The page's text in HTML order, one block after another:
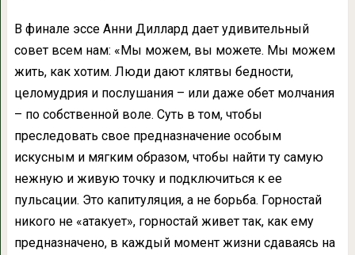
В финале эссе Анни Диллард дает удивительный
совет всем нам: «Мы можем, вы можете. Мы можем
жить, как хотим. Люди дают клятвы бедности,
целомудрия и послушания – или даже обет молчания
– по собственной воле. Суть в том, чтобы
преследовать свое предназначение особым
искусным и мягким образом, чтобы найти ту самую
нежную и живую точку и подключиться к ее
пульсации. Это капитуляция, а не борьба. Горностай
никого не «атакует», горностай живет так, как ему
предназначено, в каждый момент жизни сдаваясь на